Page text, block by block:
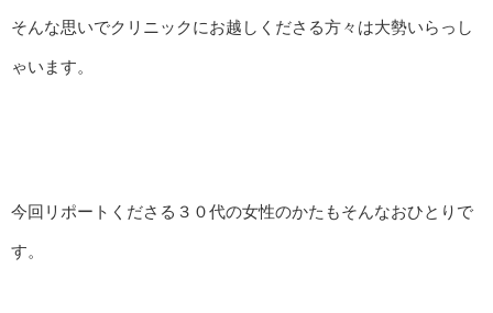
そんな思いでクリニックにお越しくださる方々は大勢いらっし
ゃいます。
今回リポートくださる３０代の女性のかたもそんなおひとりで
す。